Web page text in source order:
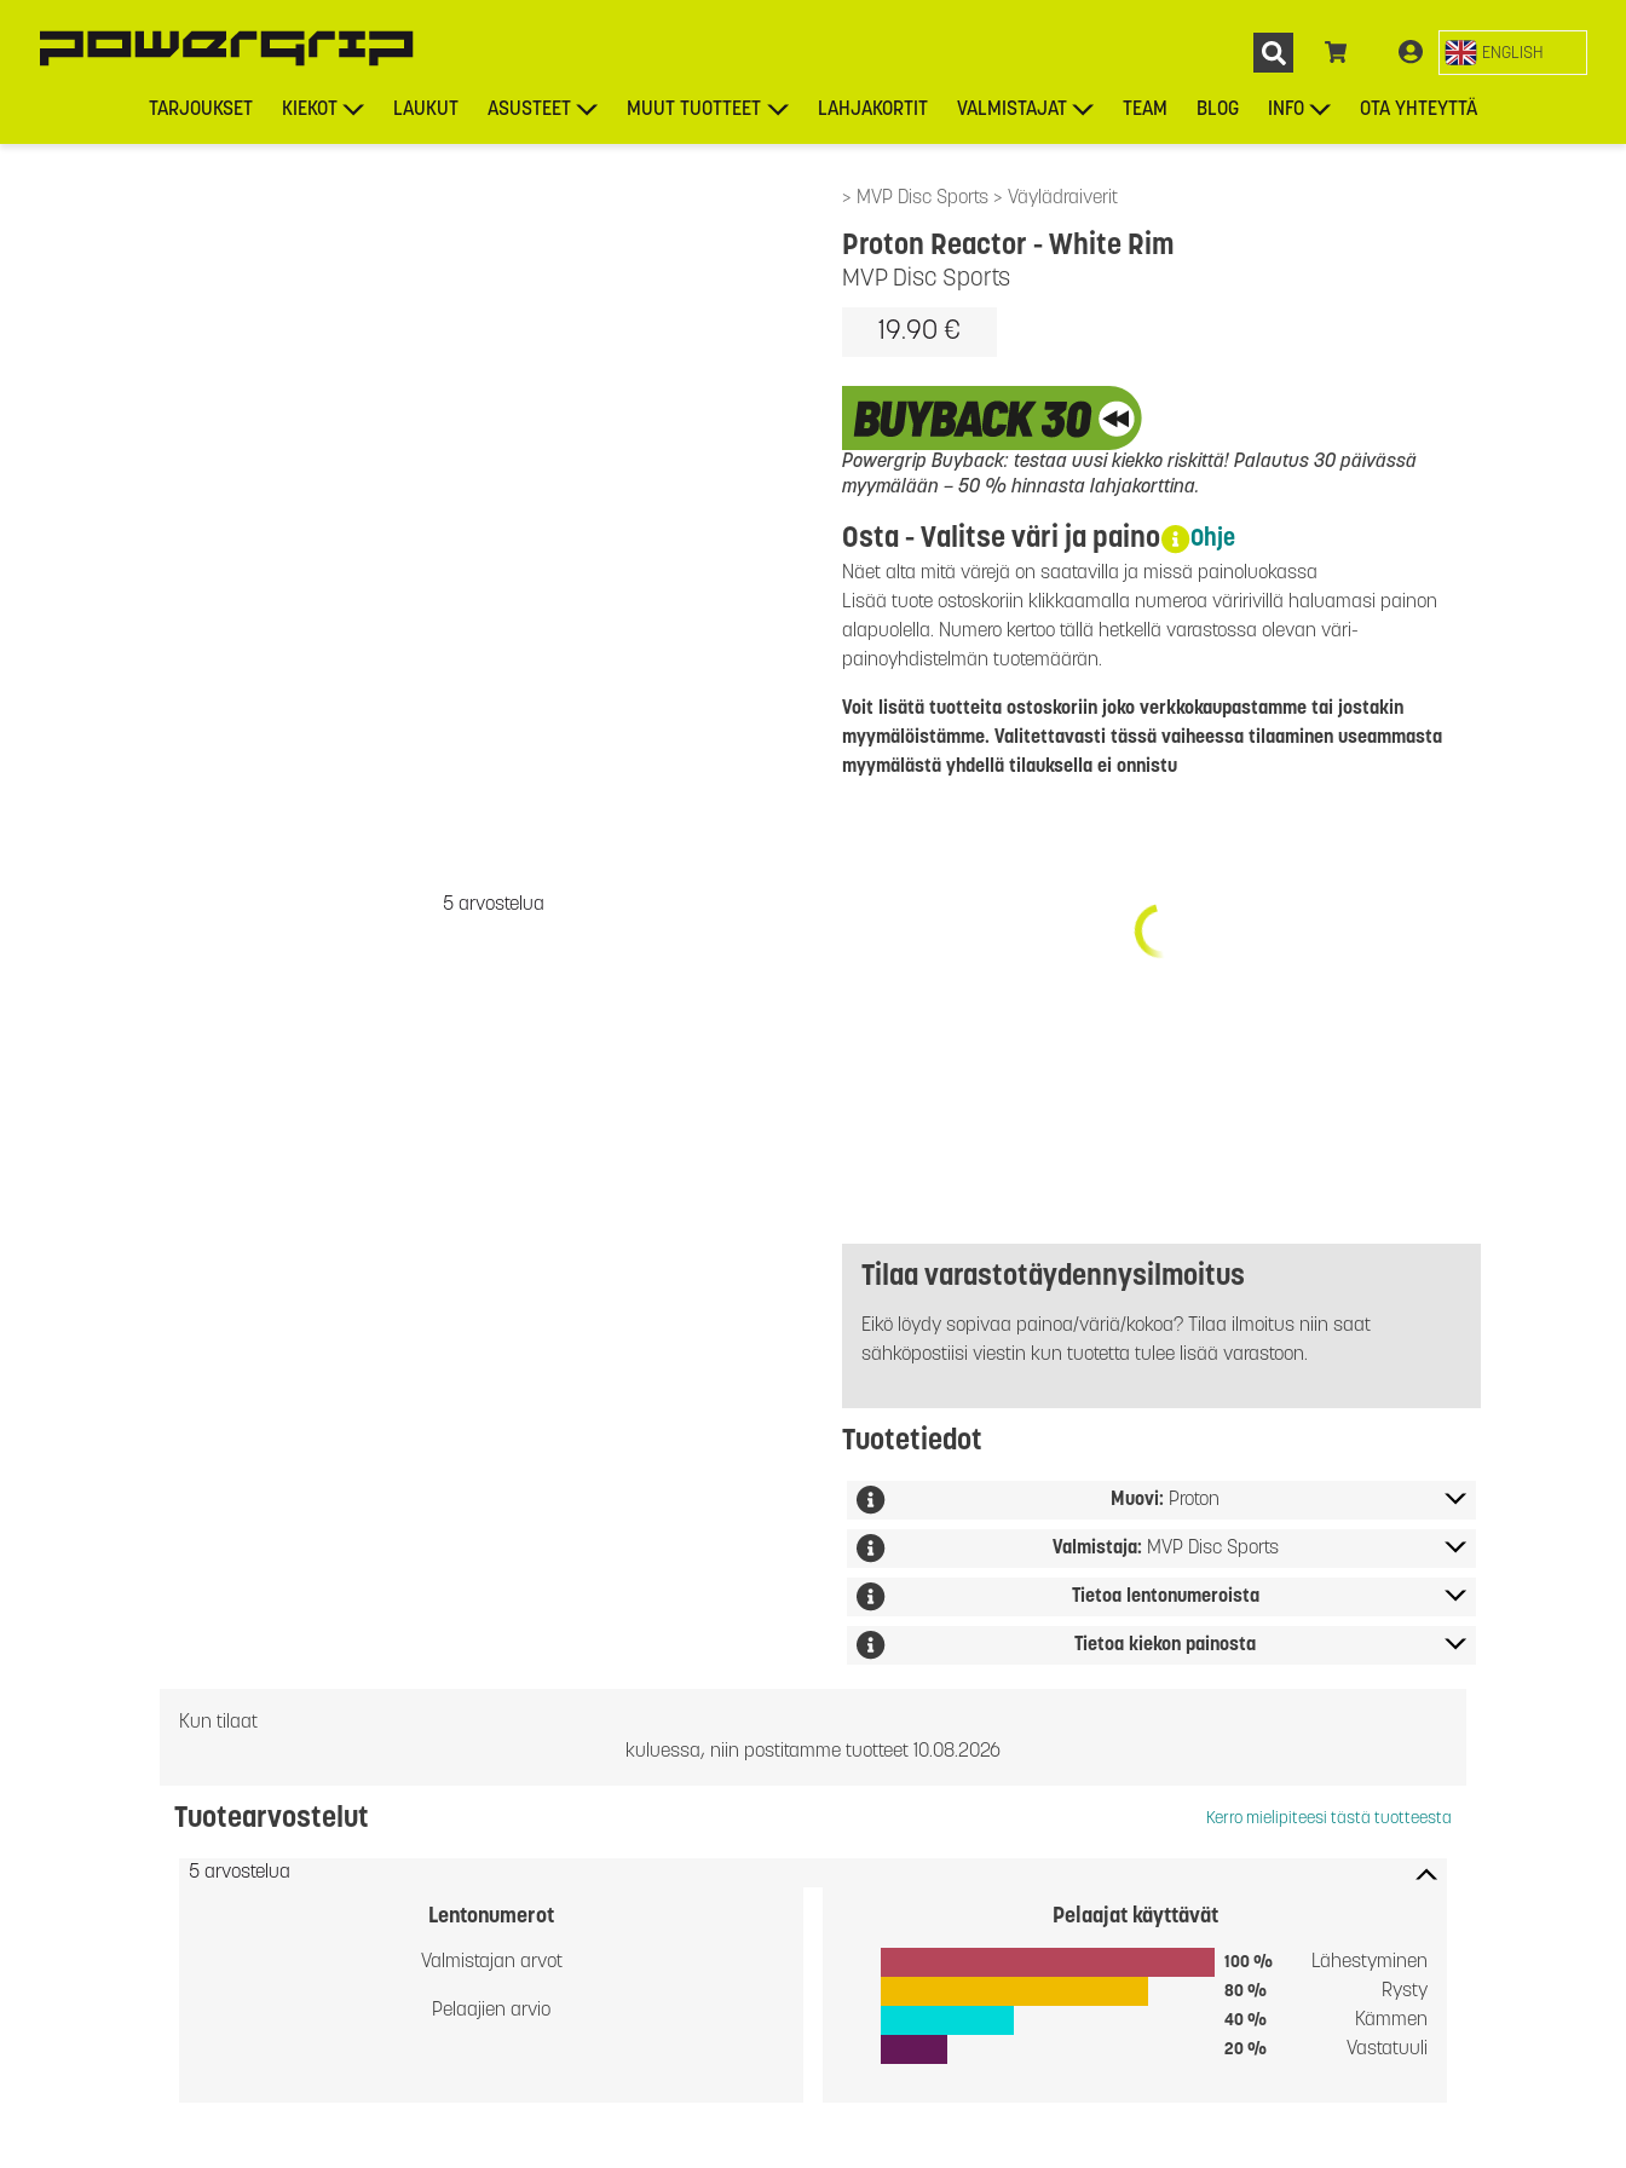
ENGLISH
TARJOUKSET KIEKOT LAUKUT ASUSTEET MUUT TUOTTEET LAHJAKORTIT VALMISTAJAT TEAM BLOG INFO OTA YHTEYTTÄ
MVP Disc Sports Väylädraiverit
5 arvostelua
MVP Disc Sports
Proton Reactor - White Rim
19.90 €
Powergrip Buyback: testaa uusi kiekko riskittä! Palautus 30 päivässä
myymälään – 50 % hinnasta lahjakorttina.
Osta - Valitse väri ja paino Ohje
Näet alta mitä värejä on saatavilla ja missä painoluokassa
Lisää tuote ostoskoriin klikkaamalla numeroa väririvillä haluamasi painon
alapuolella. Numero kertoo tällä hetkellä varastossa olevan väri-
painoyhdistelmän tuotemäärän.
Voit lisätä tuotteita ostoskoriin joko verkkokaupastamme tai jostakin
myymälöistämme. Valitettavasti tässä vaiheessa tilaaminen useammasta
myymälästä yhdellä tilauksella ei onnistu
Tilaa varastotäydennysilmoitus
Eikö löydy sopivaa painoa/väriä/kokoa? Tilaa ilmoitus niin saat
sähköpostiisi viestin kun tuotetta tulee lisää varastoon.
Tuotetiedot
Muovi: Proton
Valmistaja: MVP Disc Sports
Tietoa lentonumeroista
Tietoa kiekon painosta
Kun tilaat
kuluessa, niin postitamme tuotteet 10.08.2026
Tuotearvostelut Kerro mielipiteesi tästä tuotteesta
5 arvostelua
Lentonumerot
Valmistajan arvot
Pelaajien arvio
Pelaajat käyttävät
100 % Lähestyminen
80 % Rysty
40 % Kämmen
20 % Vastatuuli